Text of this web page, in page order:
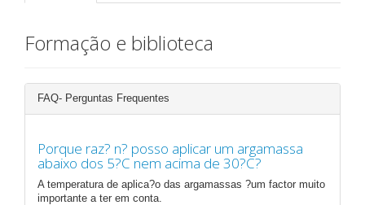
Formação e biblioteca
FAQ- Perguntas Frequentes
Porque raz? n? posso aplicar um argamassa
abaixo dos 5?C nem acima de 30?C?
A temperatura de aplica?o das argamassas ?um factor muito
importante a ter em conta.